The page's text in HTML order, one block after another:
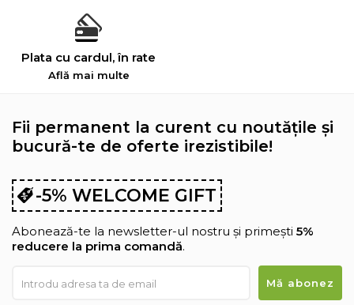
Plata cu cardul, în rate
Află mai multe
Fii permanent la curent cu noutățile și
bucură-te de oferte irezistibile!
-5% WELCOME GIFT
Abonează-te la newsletter-ul nostru și primești 5%
reducere la prima comandă.